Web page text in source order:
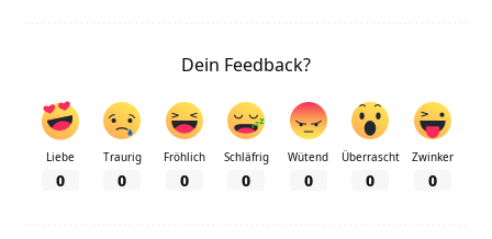
Dein Feedback?
Liebe
0
Traurig
0
Fröhlich
0
Schläfrig
0
Wütend
0
Überrascht
0
Zwinker
0